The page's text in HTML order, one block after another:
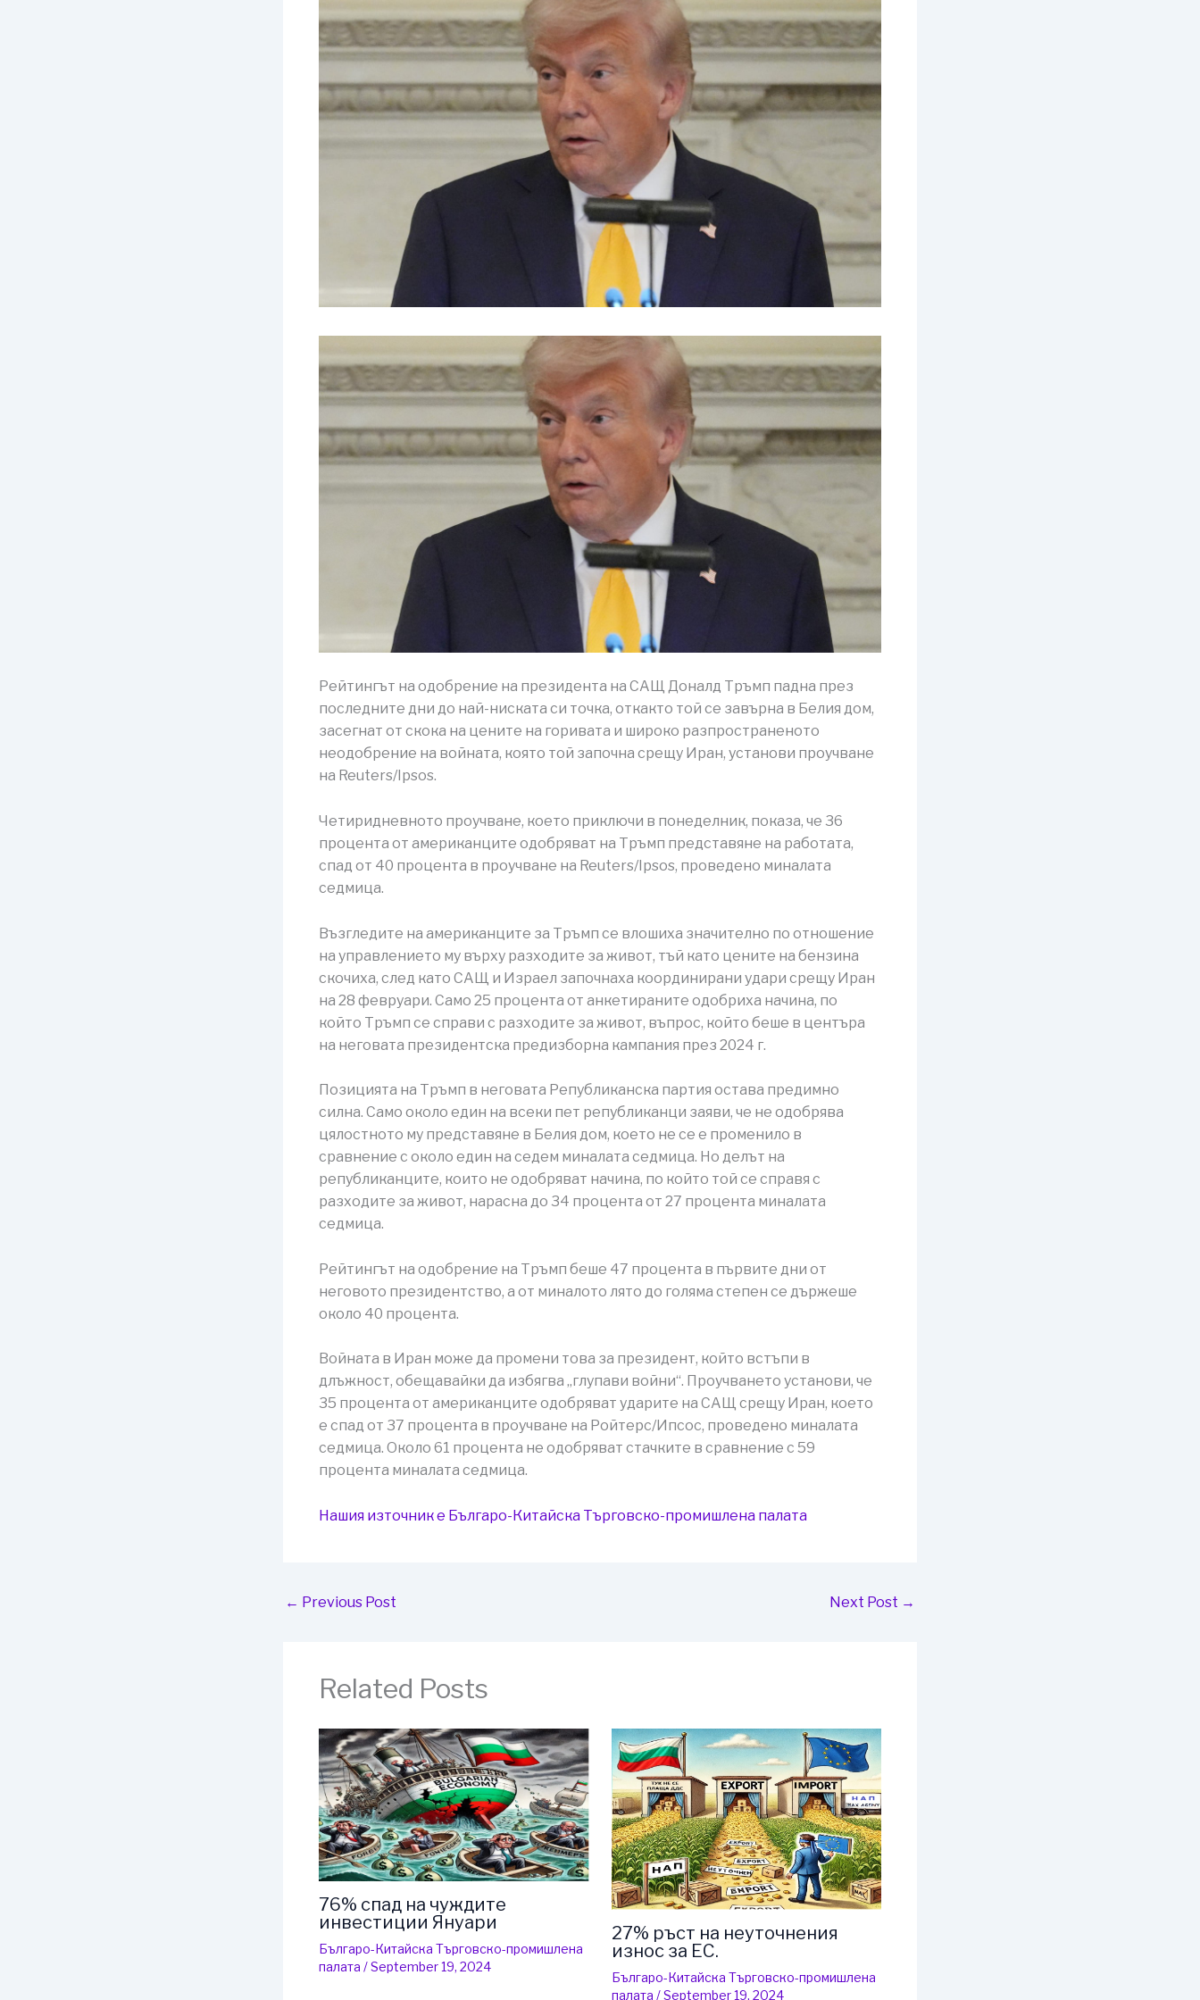
Рейтингът на одобрение на президента на САЩ Доналд Тръмп падна през
последните дни до най-ниската си точка, откакто той се завърна в Белия дом,
засегнат от скока на цените на горивата и широко разпространеното
неодобрение на войната, която той започна срещу Иран, установи проучване
на Reuters/Ipsos.
Четиридневното проучване, което приключи в понеделник, показа, че 36
процента от американците одобряват на Тръмп представяне на работата,
спад от 40 процента в проучване на Reuters/Ipsos, проведено миналата
седмица.
Възгледите на американците за Тръмп се влошиха значително по отношение
на управлението му върху разходите за живот, тъй като цените на бензина
скочиха, след като САЩ и Израел започнаха координирани удари срещу Иран
на 28 февруари. Само 25 процента от анкетираните одобриха начина, по
който Тръмп се справи с разходите за живот, въпрос, който беше в центъра
на неговата президентска предизборна кампания през 2024 г.
Позицията на Тръмп в неговата Републиканска партия остава предимно
силна. Само около един на всеки пет републиканци заяви, че не одобрява
цялостното му представяне в Белия дом, което не се е променило в
сравнение с около един на седем миналата седмица. Но делът на
републиканците, които не одобряват начина, по който той се справя с
разходите за живот, нарасна до 34 процента от 27 процента миналата
седмица.
Рейтингът на одобрение на Тръмп беше 47 процента в първите дни от
неговото президентство, а от миналото лято до голяма степен се държеше
около 40 процента.
Войната в Иран може да промени това за президент, който встъпи в
длъжност, обещавайки да избягва „глупави войни“. Проучването установи, че
35 процента от американците одобряват ударите на САЩ срещу Иран, което
е спад от 37 процента в проучване на Ройтерс/Ипсос, проведено миналата
седмица. Около 61 процента не одобряват стачките в сравнение с 59
процента миналата седмица.
Нашия източник е Българо-Китайска Търговско-промишлена палaта
← Previous Post Next Post →
Related Posts
76% спад на чуждите
инвестиции Януари
Българо-Китайска Търговско-промишлена
палaта /September 19, 2024
27% ръст на неуточнения
износ за ЕС.
Българо-Китайска Търговско-промишлена
палaта /September 19, 2024